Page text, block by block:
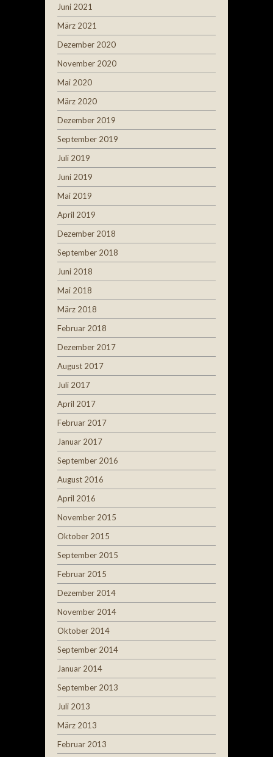
Juni 2021
März 2021
Dezember 2020
November 2020
Mai 2020
März 2020
Dezember 2019
September 2019
Juli 2019
Juni 2019
Mai 2019
April 2019
Dezember 2018
September 2018
Juni 2018
Mai 2018
März 2018
Februar 2018
Dezember 2017
August 2017
Juli 2017
April 2017
Februar 2017
Januar 2017
September 2016
August 2016
April 2016
November 2015
Oktober 2015
September 2015
Februar 2015
Dezember 2014
November 2014
Oktober 2014
September 2014
Januar 2014
September 2013
Juli 2013
März 2013
Februar 2013